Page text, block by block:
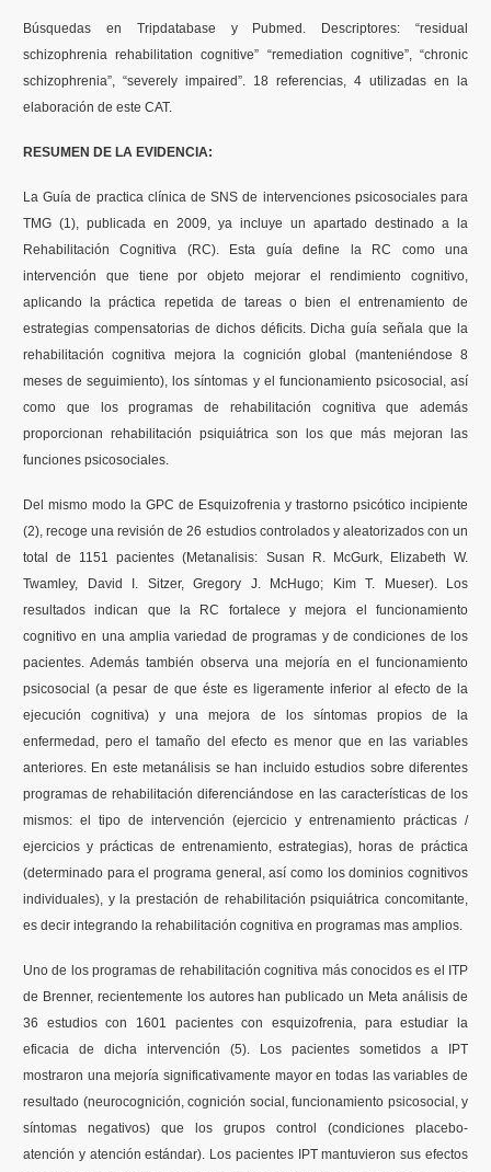
Búsquedas en Tripdatabase y Pubmed. Descriptores: “residual
schizophrenia rehabilitation cognitive” “remediation cognitive”, “chronic
schizophrenia”, “severely impaired”. 18 referencias, 4 utilizadas en la
elaboración de este CAT.
RESUMEN DE LA EVIDENCIA:
La Guía de practica clínica de SNS de intervenciones psicosociales para
TMG (1), publicada en 2009, ya incluye un apartado destinado a la
Rehabilitación Cognitiva (RC). Esta guía define la RC como una
intervención que tiene por objeto mejorar el rendimiento cognitivo,
aplicando la práctica repetida de tareas o bien el entrenamiento de
estrategias compensatorias de dichos déficits. Dicha guía señala que la
rehabilitación cognitiva mejora la cognición global (manteniéndose 8
meses de seguimiento), los síntomas y el funcionamiento psicosocial, así
como que los programas de rehabilitación cognitiva que además
proporcionan rehabilitación psiquiátrica son los que más mejoran las
funciones psicosociales.
Del mismo modo la GPC de Esquizofrenia y trastorno psicótico incipiente
(2), recoge una revisión de 26 estudios controlados y aleatorizados con un
total de 1151 pacientes (Metanalisis: Susan R. McGurk, Elizabeth W.
Twamley, David I. Sitzer, Gregory J. McHugo; Kim T. Mueser). Los
resultados indican que la RC fortalece y mejora el funcionamiento
cognitivo en una amplia variedad de programas y de condiciones de los
pacientes. Además también observa una mejoría en el funcionamiento
psicosocial (a pesar de que éste es ligeramente inferior al efecto de la
ejecución cognitiva) y una mejora de los síntomas propios de la
enfermedad, pero el tamaño del efecto es menor que en las variables
anteriores. En este metanálisis se han incluido estudios sobre diferentes
programas de rehabilitación diferenciándose en las características de los
mismos: el tipo de intervención (ejercicio y entrenamiento prácticas /
ejercicios y prácticas de entrenamiento, estrategias), horas de práctica
(determinado para el programa general, así como los dominios cognitivos
individuales), y la prestación de rehabilitación psiquiátrica concomitante,
es decir integrando la rehabilitación cognitiva en programas mas amplios.
Uno de los programas de rehabilitación cognitiva más conocidos es el ITP
de Brenner, recientemente los autores han publicado un Meta análisis de
36 estudios con 1601 pacientes con esquizofrenia, para estudiar la
eficacia de dicha intervención (5). Los pacientes sometidos a IPT
mostraron una mejoría significativamente mayor en todas las variables de
resultado (neurocognición, cognición social, funcionamiento psicosocial, y
síntomas negativos) que los grupos control (condiciones placebo-
atención y atención estándar). Los pacientes IPT mantuvieron sus efectos